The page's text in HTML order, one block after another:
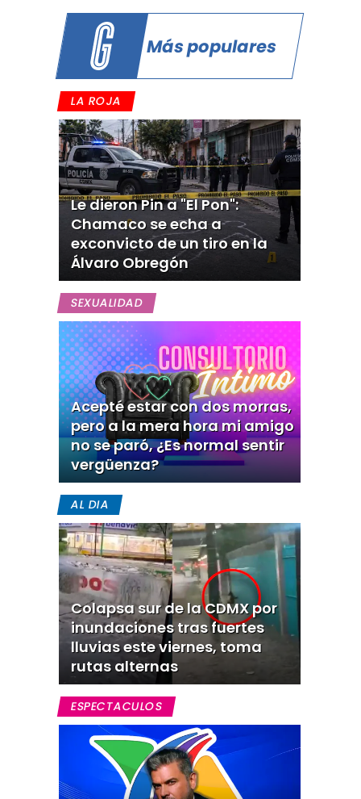
Más populares
LA ROJA
Le dieron Pin a "El Pon":
Chamaco se echa a
exconvicto de un tiro en la
Álvaro Obregón
SEXUALIDAD
Acepté estar con dos morras,
pero a la mera hora mi amigo
no se paró, ¿Es normal sentir
vergüenza?
AL DIA
Colapsa sur de la CDMX por
inundaciones tras fuertes
lluvias este viernes, toma
rutas alternas
ESPECTACULOS